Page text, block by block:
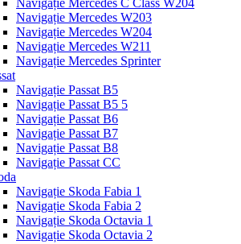
Navigație Mercedes C Class W204
Navigație Mercedes W203
Navigație Mercedes W204
Navigație Mercedes W211
Navigație Mercedes Sprinter
Navigație Passat B5
Navigație Passat B5 5
Navigație Passat B6
Navigație Passat B7
Navigație Passat B8
Navigație Passat CC
Navigație Skoda Fabia 1
Navigație Skoda Fabia 2
Navigație Skoda Octavia 1
Navigație Skoda Octavia 2